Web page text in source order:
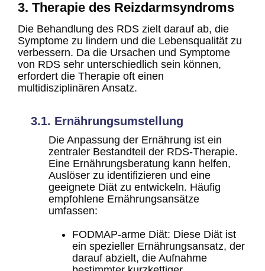
3. Therapie des Reizdarmsyndroms
Die Behandlung des RDS zielt darauf ab, die
Symptome zu lindern und die Lebensqualität zu
verbessern. Da die Ursachen und Symptome
von RDS sehr unterschiedlich sein können,
erfordert die Therapie oft einen
multidisziplinären Ansatz.
3.1. Ernährungsumstellung
Die Anpassung der Ernährung ist ein
zentraler Bestandteil der RDS-Therapie.
Eine Ernährungsberatung kann helfen,
Auslöser zu identifizieren und eine
geeignete Diät zu entwickeln. Häufig
empfohlene Ernährungsansätze
umfassen:
FODMAP-arme Diät: Diese Diät ist
ein spezieller Ernährungsansatz, der
darauf abzielt, die Aufnahme